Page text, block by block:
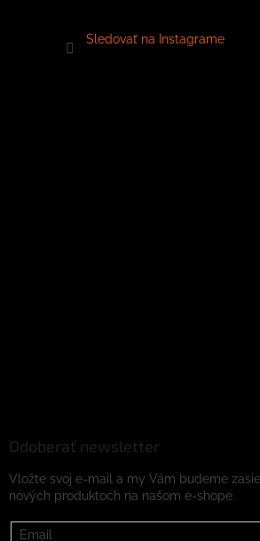
Sledovať na Instagrame
Odoberať newsletter
Vložte svoj e-mail a my Vám budeme
nových produktoch na našom e-shope.
Email